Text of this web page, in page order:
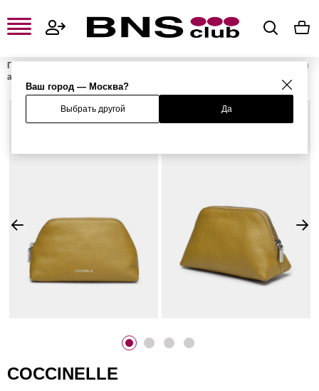
Ваш город — Москва?
Выбрать другой Да
Главная
Женские сумки и
аксессуары
%
COCCINELLE